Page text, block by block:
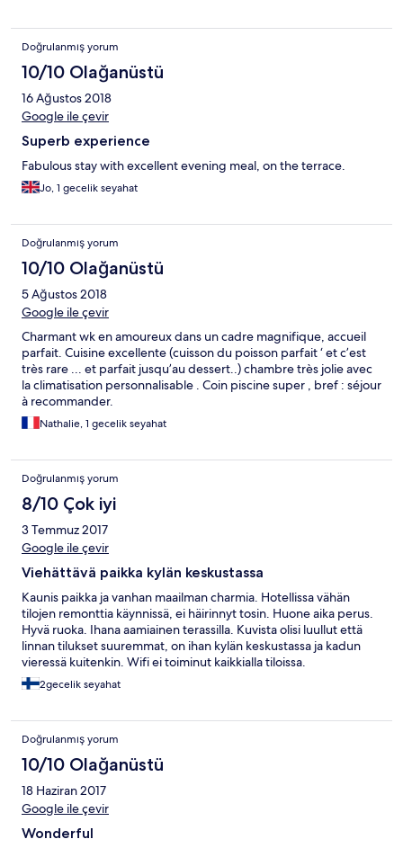
Doğrulanmış yorum
10/10 Olağanüstü
16 Ağustos 2018
Google ile çevir
Superb experience
Fabulous stay with excellent evening meal, on the terrace.
Jo, 1 gecelik seyahat
Doğrulanmış yorum
10/10 Olağanüstü
5 Ağustos 2018
Google ile çevir
Charmant wk en amoureux dans un cadre magnifique, accueil
parfait. Cuisine excellente (cuisson du poisson parfait ‘ et c’est
très rare ... et parfait jusqu’au dessert..) chambre très jolie avec
la climatisation personnalisable . Coin piscine super , bref : séjour
à recommander.
Nathalie, 1 gecelik seyahat
Doğrulanmış yorum
8/10 Çok iyi
3 Temmuz 2017
Google ile çevir
Viehättävä paikka kylän keskustassa
Kaunis paikka ja vanhan maailman charmia. Hotellissa vähän
tilojen remonttia käynnissä, ei häirinnyt tosin. Huone aika perus.
Hyvä ruoka. Ihana aamiainen terassilla. Kuvista olisi luullut että
linnan tilukset suuremmat, on ihan kylän keskustassa ja kadun
vieressä kuitenkin. Wifi ei toiminut kaikkialla tiloissa.
2gecelik seyahat
Doğrulanmış yorum
10/10 Olağanüstü
18 Haziran 2017
Google ile çevir
Wonderful